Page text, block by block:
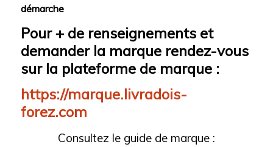
démarche
Pour + de renseignements et
demander la marque rendez-vous
sur la plateforme de marque :
https://marque.livradois-
forez.com
Consultez le guide de marque :